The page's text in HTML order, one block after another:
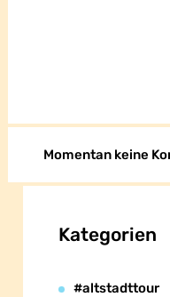
Momentan keine
Kategorien
#altstadttour